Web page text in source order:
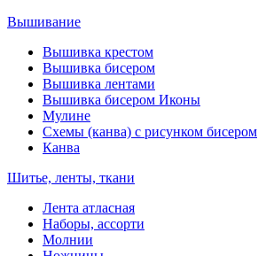
Вышивание
Вышивка крестом
Вышивка бисером
Вышивка лентами
Вышивка бисером Иконы
Мулине
Схемы (канва) с рисунком бисером
Канва
Шитье, ленты, ткани
Лента атласная
Наборы, ассорти
Молнии